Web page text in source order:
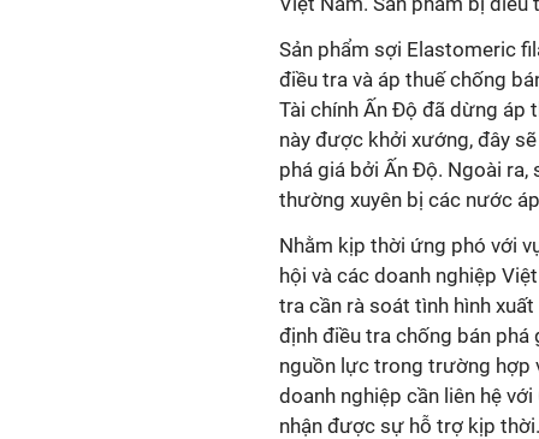
Sản phẩm sợi Elastomeric
điều tra và áp thuế chống
Tài chính Ấn Độ đã dừng áp
này được khởi xướng, đây
phá giá bởi Ấn Độ. Ngoài
thường xuyên bị các nước
Nhằm kịp thời ứng phó với
hội và các doanh nghiệp
tra cần rà soát tình hình
định điều tra chống bán phá
nguồn lực trong trường hợp
doanh nghiệp cần liên hệ
nhận được sự hỗ trợ kịp thời.